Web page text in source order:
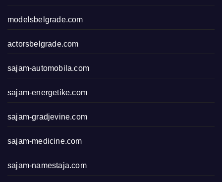
modelsbelgrade.com
actorsbelgrade.com
sajam-automobila.com
sajam-energetike.com
sajam-gradjevine.com
sajam-medicine.com
sajam-namestaja.com